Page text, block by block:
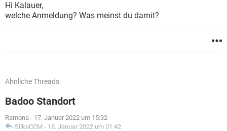
Hi Kalauer,
welche Anmeldung? Was meinst du damit?
Ähnliche Threads
Badoo Standort
Ramona - 17. Januar 2022 um 15:32
SilkeCCM - 18. Januar 2022 um 01:42